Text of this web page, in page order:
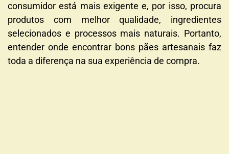
consumidor está mais exigente e, por isso, procura
produtos com melhor qualidade, ingredientes
selecionados e processos mais naturais. Portanto,
entender onde encontrar bons pães artesanais faz
toda a diferença na sua experiência de compra.